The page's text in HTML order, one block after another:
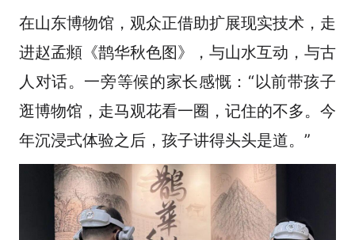
在山东博物馆，观众正借助扩展现实技术，走
进赵孟頫《鹊华秋色图》，与山水互动，与古
人对话。一旁等候的家长感慨：“以前带孩子
逛博物馆，走马观花看一圈，记住的不多。今
年沉浸式体验之后，孩子讲得头头是道。”